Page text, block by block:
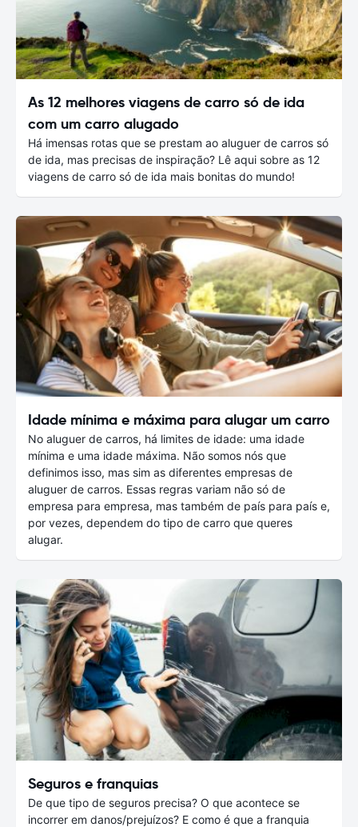
As 12 melhores viagens de carro só de ida
com um carro alugado
Há imensas rotas que se prestam ao aluguer de carros só
de ida, mas precisas de inspiração? Lê aqui sobre as 12
viagens de carro só de ida mais bonitas do mundo!
Idade mínima e máxima para alugar um carro
No aluguer de carros, há limites de idade: uma idade
mínima e uma idade máxima. Não somos nós que
definimos isso, mas sim as diferentes empresas de
aluguer de carros. Essas regras variam não só de
empresa para empresa, mas também de país para país e,
por vezes, dependem do tipo de carro que queres
alugar.
Seguros e franquias
De que tipo de seguros precisa? O que acontece se
incorrer em danos/prejuízos? E como é que a franquia